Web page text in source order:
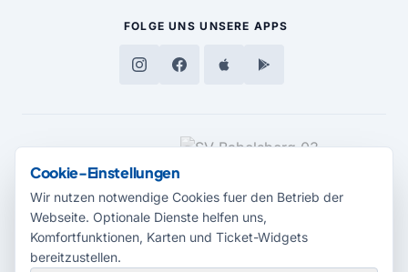
FOLGE UNS UNSERE APPS
MEDIENPARTNER
Cookie-Einstellungen
Wir nutzen notwendige Cookies fuer den Betrieb der
Webseite. Optionale Dienste helfen uns,
Komfortfunktionen, Karten und Ticket-Widgets
bereitzustellen.